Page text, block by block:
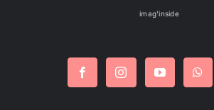
imag'inside